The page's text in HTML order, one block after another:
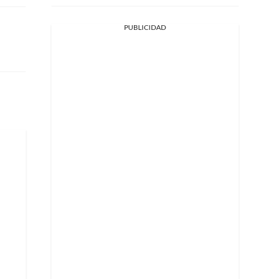
PUBLICIDAD